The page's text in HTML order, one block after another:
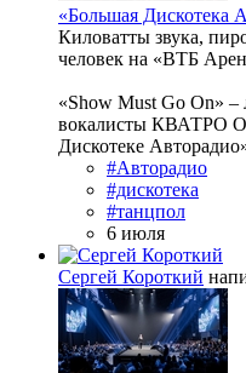
«Большая Дискотека
Киловатты звука,
человек на «ВТБ
«Show Must Go On» –
вокалисты КВАТРО
Дискотеке
#Авторадио
#дискотека
#танцпол
6 июля
Сергей Короткий